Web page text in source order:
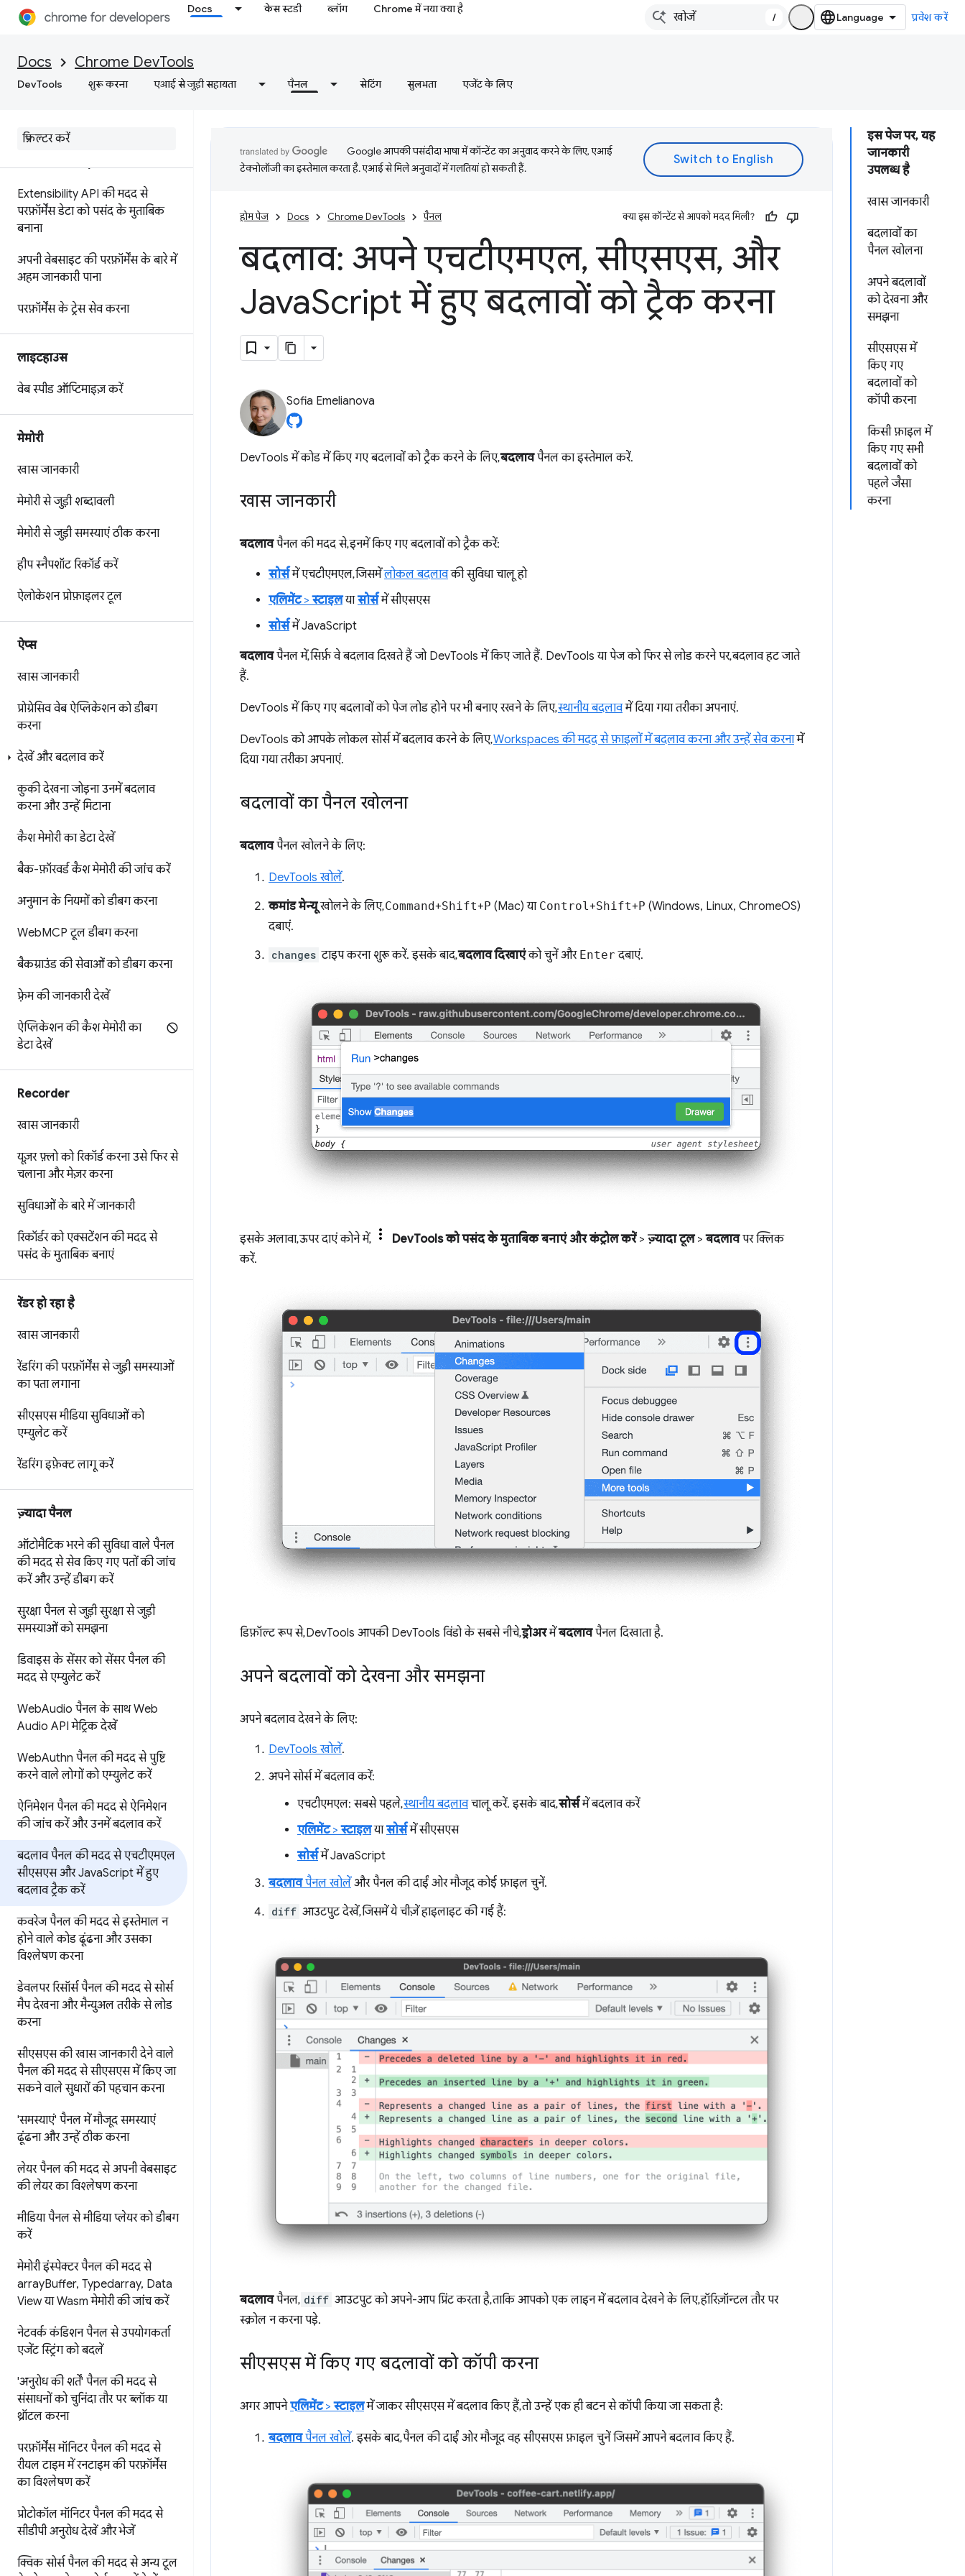
Docs केस स्टडी ब्लॉग Chrome में नया क्या है
/ प्रवेश करें
Docs Chrome DevTools
DevTools शुरू करना एआई से जुड़ी सहायता पैनल सेटिंग सुलभता एजेंट के लिए
करना और शेयर करना
टाइमलाइन में इवेंट का रेफ़रंस
विश्लेषण करना
Extensibility API की मदद से
परफ़ॉर्मेंस डेटा को पसंद के मुताबिक
बनाना
अपनी वेबसाइट की परफ़ॉर्मेंस के बारे में
अहम जानकारी पाना
परफ़ॉर्मेंस के ट्रेस सेव करना
लाइटहाउस
वेब स्पीड ऑप्टिमाइज़ करें
मेमोरी
खास जानकारी
मेमोरी से जुड़ी शब्दावली
मेमोरी से जुड़ी समस्याएं ठीक करना
हीप स्नैपशॉट रिकॉर्ड करें
ऐलोकेशन प्रोफ़ाइलर टूल
ऐप्स
खास जानकारी
प्रोग्रेसिव वेब ऐप्लिकेशन को डीबग
करना
देखें और बदलाव करें
कुकी देखनाजोड़नाउनमें बदलाव
करनाऔर उन्हें मिटाना
कैश मेमोरी का डेटा देखें
बैक-फ़ॉरवर्ड कैश मेमोरी की जांच करें
अनुमान के नियमों को डीबग करना
WebMCP टूल डीबग करना
बैकग्राउंड की सेवाओं को डीबग करना
फ़्रेम की जानकारी देखें
ऐप्लिकेशन की कैश मेमोरी का
डेटा देखें
Recorder
खास जानकारी
यूज़र फ़्लो को रिकॉर्ड करनाउसे फिर से
चलानाऔर मेज़र करना
सुविधाओं के बारे में जानकारी
रिकॉर्डर को एक्सटेंशन की मदद से
पसंद के मुताबिक बनाएं
रेंडर हो रहा है
खास जानकारी
रेंडरिंग की परफ़ॉर्मेंस से जुड़ी समस्याओं
का पता लगाना
सीएसएस मीडिया सुविधाओं को
एम्युलेट करें
रेंडरिंग इफ़ेक्ट लागू करें
ज़्यादा पैनल
ऑटोमैटिक भरने की सुविधा वाले पैनल
की मदद सेसेव किए गए पतों की जांच
करें और उन्हें डीबग करें
सुरक्षा पैनल से जुड़ी सुरक्षा से जुड़ी
समस्याओं को समझना
डिवाइस के सेंसर को सेंसर पैनल की
मदद से एम्युलेट करें
WebAudio पैनल के साथ Web
Audio API मेट्रिक देखें
WebAuthn पैनल की मदद सेपुष्टि
करने वाले लोगों को एम्युलेट करें
ऐनिमेशन पैनल की मदद सेऐनिमेशन
की जांच करें और उनमें बदलाव करें
बदलाव पैनल की मदद से एचटीएमएल
सीएसएसऔर JavaScript में हुए
बदलाव ट्रैक करें
कवरेज पैनल की मदद सेइस्तेमाल न
होने वाले कोड ढूंढना और उसका
विश्लेषण करना
डेवलपर रिसॉर्स पैनल की मदद सेसोर्स
मैप देखना और मैन्युअल तरीके से लोड
करना
सीएसएस की खास जानकारी देने वाले
पैनल की मदद सेसीएसएस में किए जा
सकने वाले सुधारों की पहचान करना
'समस्याएं' पैनल में मौजूद समस्याएं
ढूंढना और उन्हें ठीक करना
लेयर पैनल की मदद सेअपनी वेबसाइट
की लेयर का विश्लेषण करना
मीडिया पैनल से मीडिया प्लेयर को डीबग
करें
मेमोरी इंस्पेक्टर पैनल की मदद से
arrayBuffer, Typedarray, Data
View या Wasm मेमोरी की जांच करें
नेटवर्क कंडिशन पैनल से उपयोगकर्ता
एजेंट स्ट्रिंग को बदलें
'अनुरोध की शर्तें' पैनल की मदद से
संसाधनों को चुनिंदा तौर पर ब्लॉक या
थ्रॉटल करना
परफ़ॉर्मेंस मॉनिटर पैनल की मदद से
रीयल टाइम में रनटाइम की परफ़ॉर्मेंस
का विश्लेषण करें
प्रोटोकॉल मॉनिटर पैनल की मदद से
सीडीपी अनुरोध देखें और भेजें
क्विक सोर्स पैनल की मदद सेअन्य टूल
इस पेज पर, यह
जानकारी
उपलब्ध है
खास जानकारी
बदलावों का
पैनल खोलना
अपने बदलावों
को देखना और
समझना
सीएसएस में
किए गए
बदलावों को
कॉपी करना
किसी फ़ाइल में
किए गए सभी
बदलावों को
पहले जैसा
करना
Google आपकी पसंदीदा भाषा में कॉन्टेंट का अनुवाद करने के लिए, एआई
टेक्नोलॉजी का इस्तेमाल करता है. एआई से मिले अनुवादों में गलतियां हो सकती हैं.
होम पेज Docs Chrome DevTools पैनल क्या इस कॉन्टेंट से आपको मदद मिली?
बदलाव: अपने एचटीएमएल, सीएसएस, और
JavaScript में हुए बदलावों को ट्रैक करना
Sofia Emelianova
DevTools में कोड में किए गए बदलावों को ट्रैक करने के लिए,बदलावपैनल का इस्तेमाल करें.
खास जानकारी
बदलावपैनल की मदद से, इनमें किए गए बदलावों को ट्रैक करें:
सोर्समें एचटीएमएल, जिसमेंलोकल बदलावकी सुविधा चालू हो
एलिमेंट>स्टाइलयासोर्समें सीएसएस
सोर्समें JavaScript
बदलावपैनल में, सिर्फ़ वे बदलाव दिखते हैं जो DevTools में किए जाते हैं. DevTools या पेज को फिर से लोड करने पर, बदलाव हट जाते
हैं.
DevTools में किए गए बदलावों को पेज लोड होने पर भी बनाए रखने के लिए,स्थानीय बदलावमें दिया गया तरीका अपनाएं.
DevTools को आपके लोकल सोर्स में बदलाव करने के लिए,Workspaces की मदद से फ़ाइलों में बदलाव करना और उन्हें सेव करनामें
दिया गया तरीका अपनाएं.
बदलावों का पैनल खोलना
बदलावपैनल खोलने के लिए:
DevTools खोलें.
कमांड मेन्यूखोलने के लिए,Command+Shift+P (Mac) या Control+Shift+P (Windows, Linux, ChromeOS)
दबाएं.
changes टाइप करना शुरू करें. इसके बाद,बदलाव दिखाएंको चुनें और Enter दबाएं.
इसके अलावा, ऊपर दाएं कोने में, DevTools को पसंद के मुताबिक बनाएं और कंट्रोल करें> ज़्यादा टूल>बदलावपर क्लिक
करें.
डिफ़ॉल्ट रूप से, DevTools आपकी DevTools विंडो के सबसे नीचे,ड्रोअरमेंबदलावपैनल दिखाता है.
अपने बदलावों को देखना और समझना
अपने बदलाव देखने के लिए:
DevTools खोलें.
अपने सोर्स में बदलाव करें:
एचटीएमएल: सबसे पहले,स्थानीय बदलावचालू करें. इसके बाद,सोर्समें बदलाव करें
एलिमेंट>स्टाइलयासोर्समें सीएसएस
सोर्समें JavaScript
बदलावपैनल खोलें और पैनल की दाईं ओर मौजूद कोई फ़ाइल चुनें.
diff आउटपुट देखें, जिसमें ये चीज़ें हाइलाइट की गई हैं:
बदलावपैनल, diff आउटपुट को अपने-आप प्रिंट करता है, ताकि आपको एक लाइन में बदलाव देखने के लिए, हॉरिज़ॉन्टल तौर पर
स्क्रोल न करना पड़े.
सीएसएस में किए गए बदलावों को कॉपी करना
अगर आपनेएलिमेंट>स्टाइलमें जाकर सीएसएस में बदलाव किए हैं, तो उन्हें एक ही बटन से कॉपी किया जा सकता है:
बदलावपैनल खोलें. इसके बाद, पैनल की दाईं ओर मौजूद वह सीएसएस फ़ाइल चुनें जिसमें आपने बदलाव किए हैं.